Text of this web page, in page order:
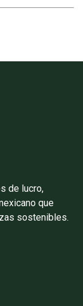
de lucro,
que
sostenibles.